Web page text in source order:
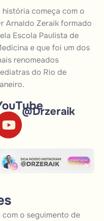
história começa com o
Arnaldo Zeraik formado
Escola Paulista de
e que foi um dos
renomeados
do Rio de
@Drzeraik
s
o seguimento de